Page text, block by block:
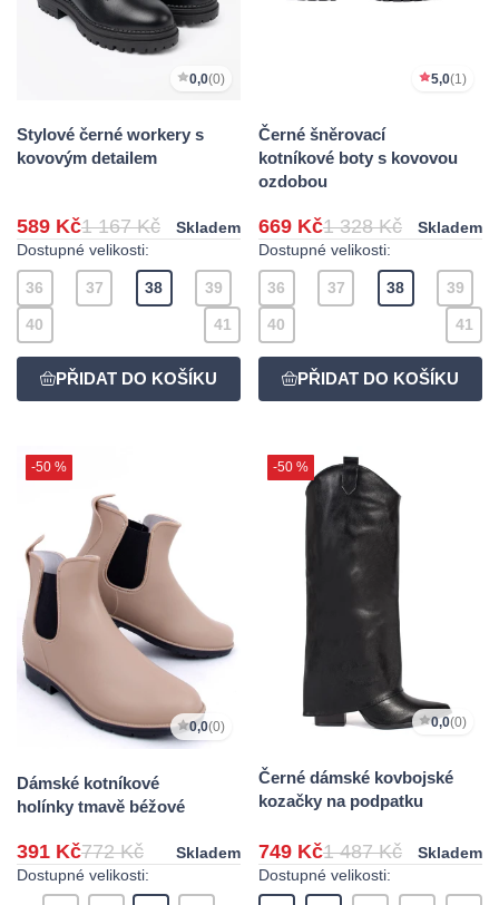
0,0(0)
Stylové černé workery s
kovovým detailem
589 Kč1 167 Kč
Skladem
Dostupné velikosti:
36 37 38 39
40 41
5,0(1)
Černé šněrovací
kotníkové boty s kovovou
ozdobou
669 Kč1 328 Kč
Skladem
Dostupné velikosti:
36 37 38 39
40 41
-50 %
0,0(0)
Dámské kotníkové
holínky tmavě béžové
391 Kč772 Kč
Skladem
Dostupné velikosti:
-50 %
0,0(0)
Černé dámské kovbojské
kozačky na podpatku
749 Kč1 487 Kč
Skladem
Dostupné velikosti: